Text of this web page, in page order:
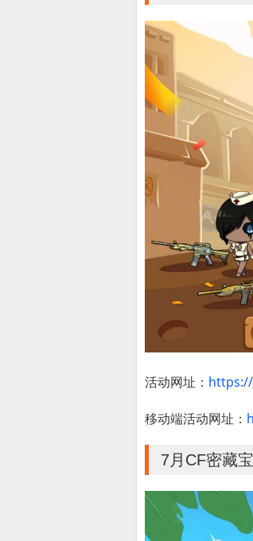
活动网址：
移动端活动网址：
7月CF密藏